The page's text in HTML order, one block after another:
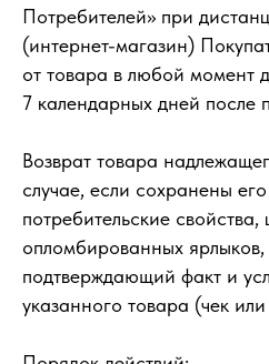
Потребителей» при
(интернет-магазин)
от товара в любой момент
7 календарных дней после
Возврат товара
случае, если сохранены
потребительские свойства,
опломбированных ярлыков,
подтверждающий факт и
указанного товара (чек